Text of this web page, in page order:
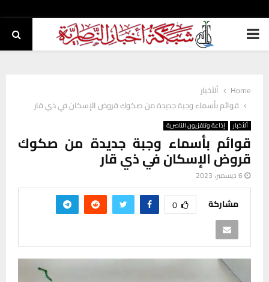
PRIMARY
Home
ألأخبار
قوائم بأسماء وجبة جديدة من صكوك قروض الإسكان في ذي قار
ألأخبار إذاعة وتلفزيون الناصرية
قوائم بأسماء وجبة جديدة من صكوك
قروض الإسكان في ذي قار
6 ديسمبر، 2023
مشاركة 0